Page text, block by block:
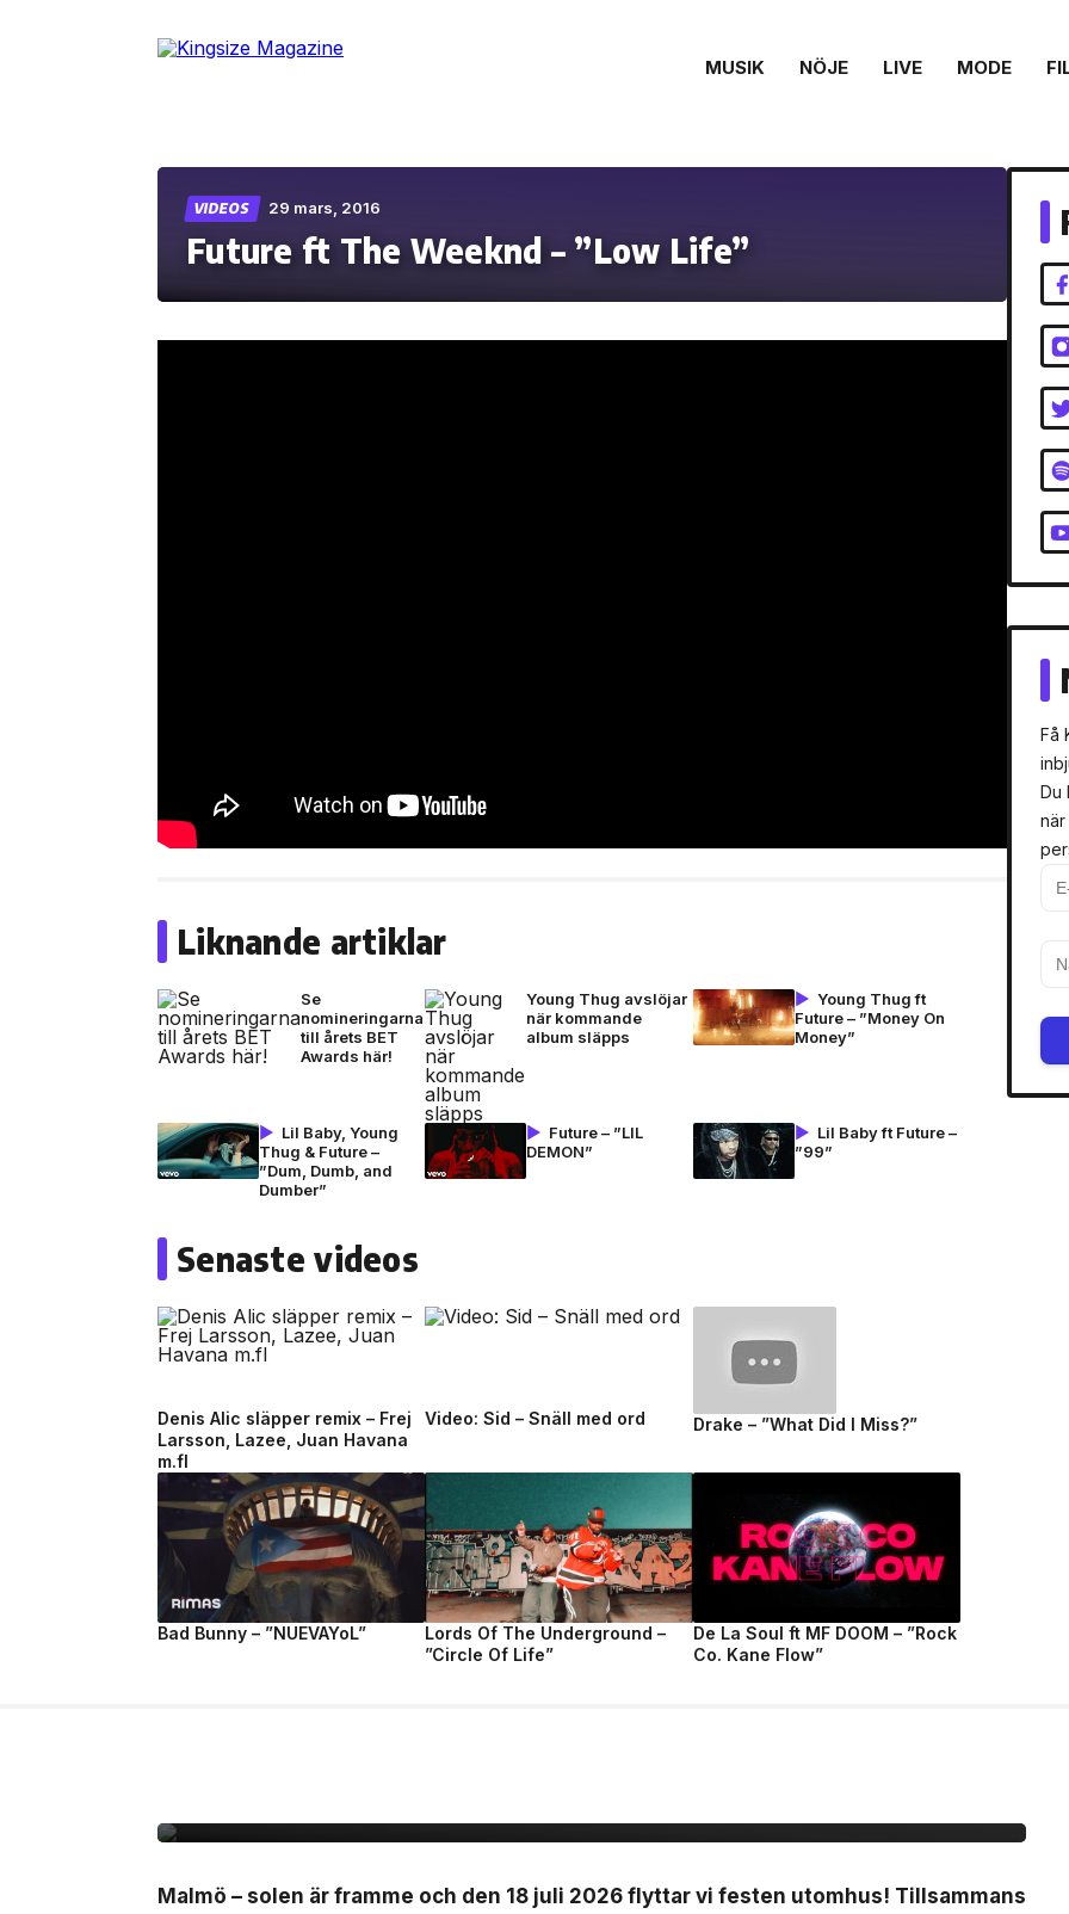
MUSIK NÖJE LIVE MODE
VIDEOS 29 mars, 2016
Future ft The Weeknd – ”Low Life”
Liknande artiklar
Se
nomineringarna
till årets BET
Awards här!
Young Thug avslöjar
när kommande
album släpps
Young Thug ft
Future – ”Money On
Money”
Lil Baby, Young
Thug & Future –
”Dum, Dumb, and
Dumber”
Future – ”LIL
DEMON”
Lil Baby ft Future –
”99”
Senaste videos
Denis Alic släpper remix – Frej
Larsson, Lazee, Juan Havana
m.fl
Video: Sid – Snäll med ord Drake – ”What Did I Miss?”
Bad Bunny – ”NUEVAYoL”
Lords Of The Underground –
”Circle Of Life”
De La Soul ft MF DOOM – ”Rock
Co. Kane Flow”
Få
Du
när
Malmö – solen är framme och den 18 juli 2026 flyttar vi festen utomhus! Tillsammans